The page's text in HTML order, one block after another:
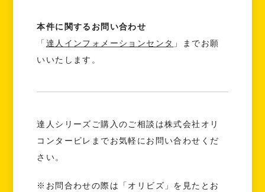
本件に関するお問い合わせ
「 達人インフォメーションセンタ 」までお願
いいたします。
達人シリーズご購入のご相談は株式会社オリ
コンタービレまでお気軽にお問い合わせくだ
さい。
※お問合わせの際は「オリビズ」を見たとお